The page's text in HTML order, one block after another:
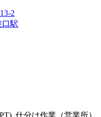
2
口駅
仕分け作業（営業所）